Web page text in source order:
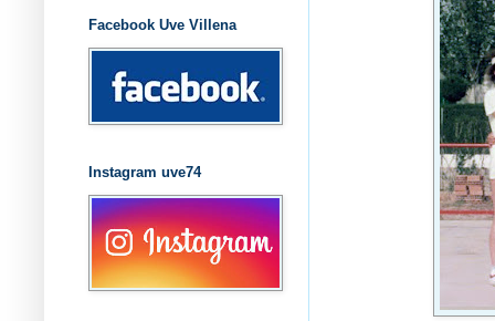
Facebook Uve Villena
Instagram uve74